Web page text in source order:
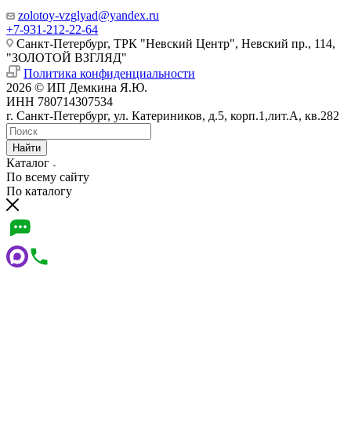
zolotoy-vzglyad@yandex.ru
+7-931-212-22-64
Санкт-Петербург, ТРК "Невский Центр", Невский пр., 114,
"ЗОЛОТОЙ ВЗГЛЯД"
Политика конфиденциальности
2026 © ИП Демкина Я.Ю.
ИНН 780714307534
г. Санкт-Петербург, ул. Катериников, д.5, корп.1,лит.А, кв.282
Найти
Каталог
По всему сайту
По каталогу